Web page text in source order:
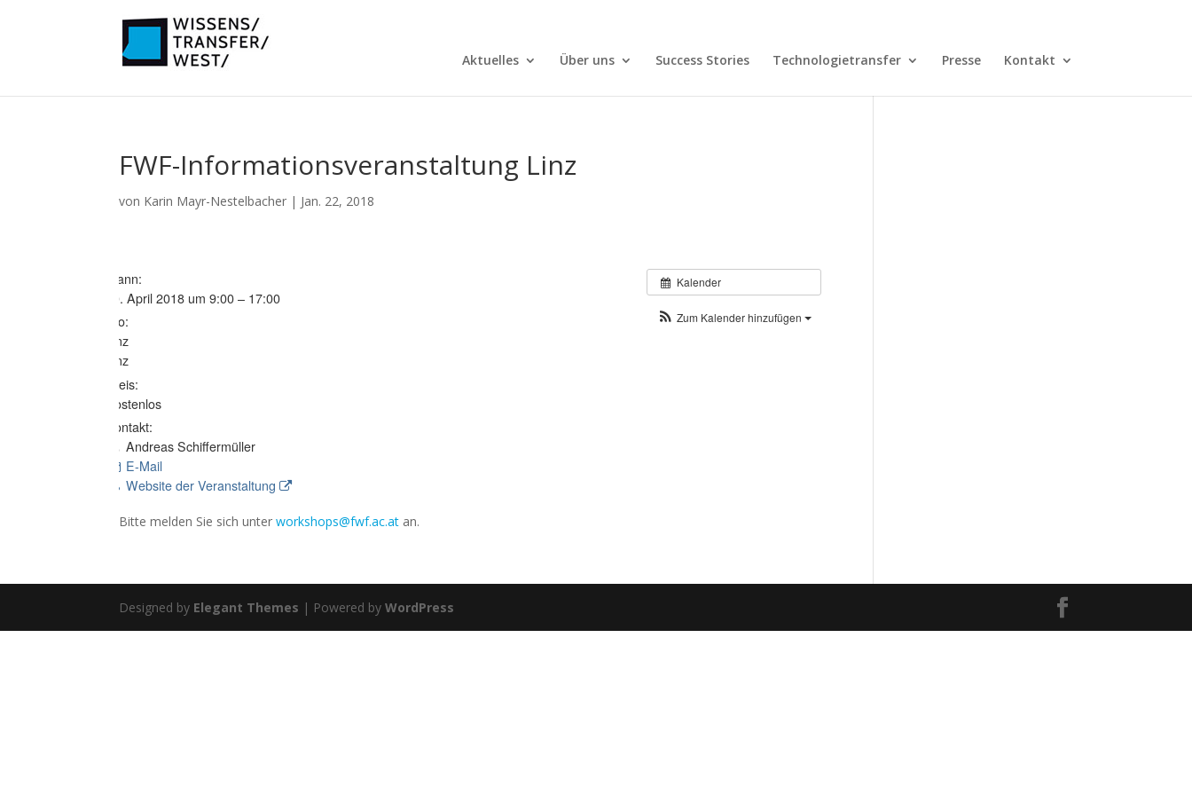
Aktuelles Über uns Success Stories Technologietransfer Presse Kontakt
FWF-Informationsveranstaltung Linz
von Karin Mayr-Nestelbacher | Jan. 22, 2018
Kalender
Zum Kalender hinzufügen
Wann:
10. April 2018 um 9:00 – 17:00
Wo:
Linz
Linz
Preis:
Kostenlos
Kontakt:
Andreas Schiffermüller
E-Mail
Website der Veranstaltung
Bitte melden Sie sich unterworkshops@fwf.ac.at an.
Designed by Elegant Themes | Powered byWordPress